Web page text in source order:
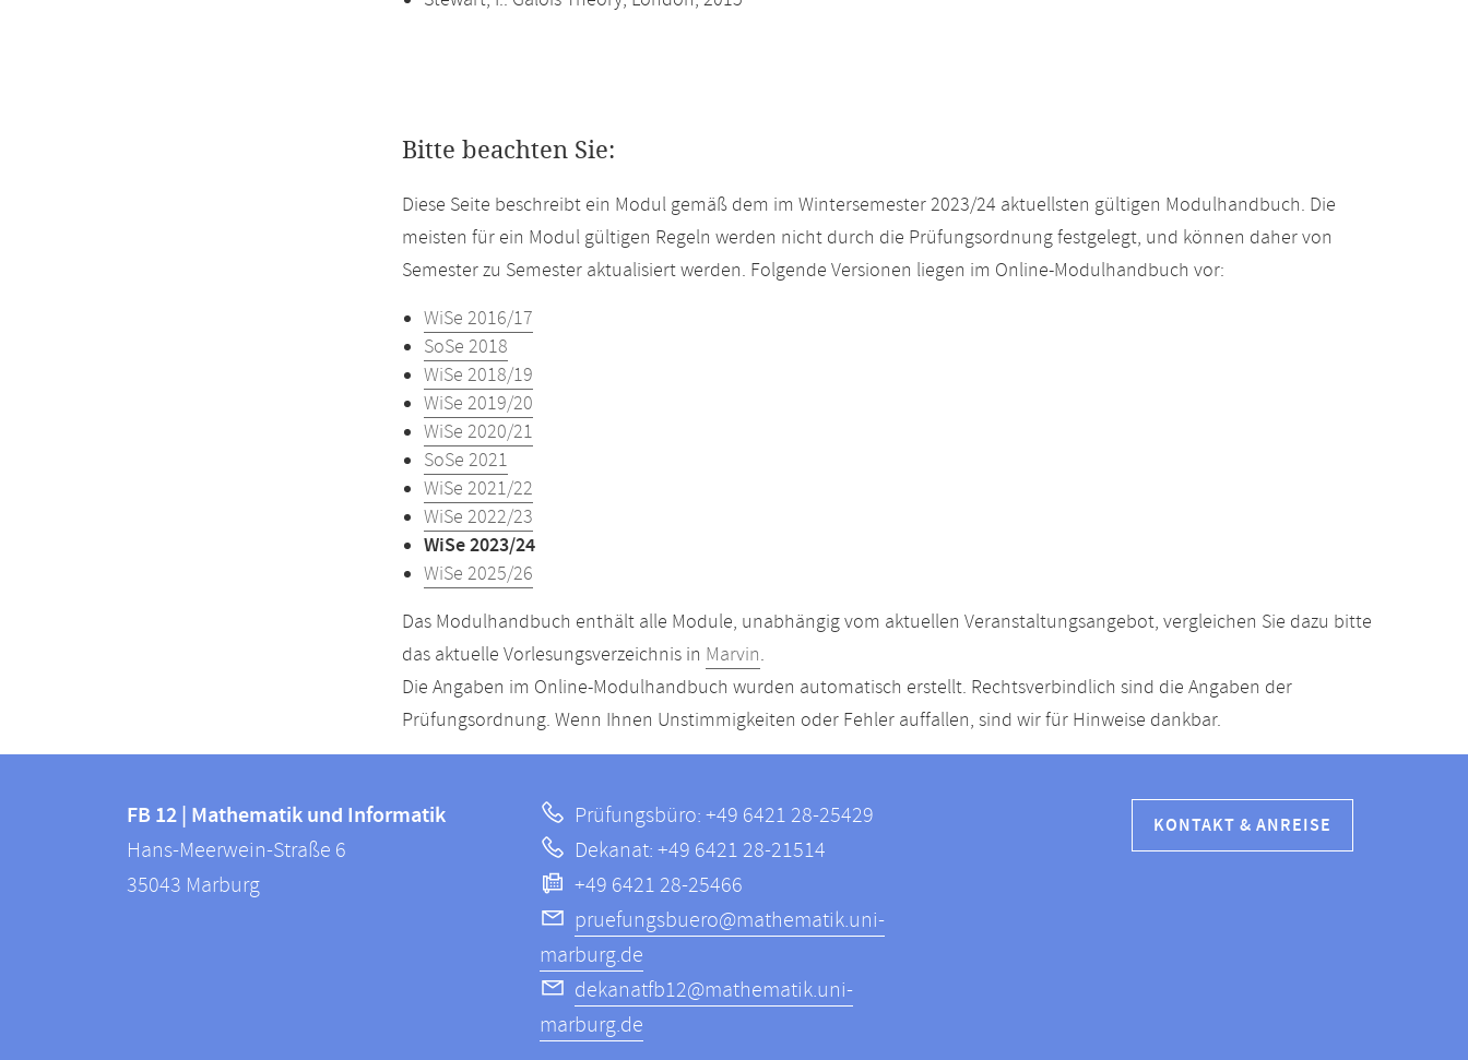
Bitte beachten Sie:
Diese Seite beschreibt ein Modul gemäß dem im Wintersemester 2023/24 aktuellsten gültigen Modulhandbuch. Die
meisten für ein Modul gültigen Regeln werden nicht durch die Prüfungsordnung festgelegt, und können daher von
Semester zu Semester aktualisiert werden. Folgende Versionen liegen im Online-Modulhandbuch vor:
WiSe 2016/17
SoSe 2018
WiSe 2018/19
WiSe 2019/20
WiSe 2020/21
SoSe 2021
WiSe 2021/22
WiSe 2022/23
WiSe 2023/24
WiSe 2025/26
Das Modulhandbuch enthält alle Module, unabhängig vom aktuellen Veranstaltungsangebot, vergleichen Sie dazu bitte
das aktuelle Vorlesungsverzeichnis in Marvin.
Die Angaben im Online-Modulhandbuch wurden automatisch erstellt. Rechtsverbindlich sind die Angaben der
Prüfungsordnung. Wenn Ihnen Unstimmigkeiten oder Fehler auffallen, sind wir für Hinweise dankbar.
Informationen
FB
12
FB 12 | Mathematik und Informatik
Hans-Meerwein-Straße 6
35043 Marburg
Prüfungsbüro: +49 6421 28-25429
Dekanat: +49 6421 28-21514
+49 6421 28-25466
pruefungsbuero@mathematik.uni-
marburg.de
dekanatfb12@mathematik.uni-
marburg.de
KONTAKT & ANREISE